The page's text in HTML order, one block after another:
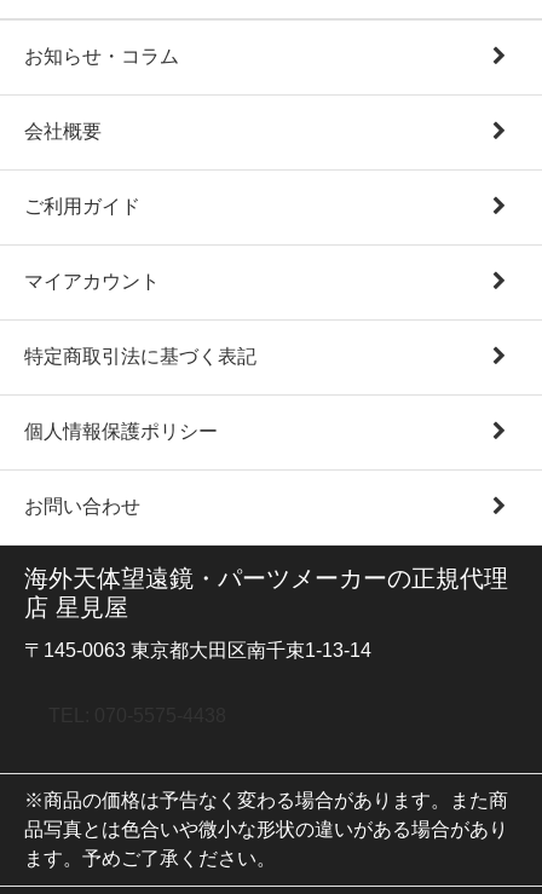
お知らせ・コラム
会社概要
ご利用ガイド
マイアカウント
特定商取引法に基づく表記
個人情報保護ポリシー
お問い合わせ
海外天体望遠鏡・パーツメーカーの正規代理
店 星見屋
〒145-0063 東京都大田区南千束1-13-14
※商品の価格は予告なく変わる場合があります。また商
品写真とは色合いや微小な形状の違いがある場合があり
ます。予めご了承ください。